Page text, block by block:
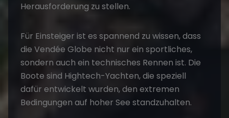
Herausforderung zu stellen.
Für Einsteiger ist es spannend zu wissen, dass
die Vendée Globe nicht nur ein sportliches,
sondern auch ein technisches Rennen ist. Die
Boote sind Hightech-Yachten, die speziell
dafür entwickelt wurden, den extremen
Bedingungen auf hoher See standzuhalten.